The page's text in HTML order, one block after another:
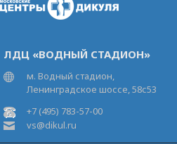
ЛДЦ «ВОДНЫЙ СТАДИОН»
м. Водный стадион,
Ленинградское шоссе, 58с53
+7 (495) 783-57-00
vs@dikul.ru